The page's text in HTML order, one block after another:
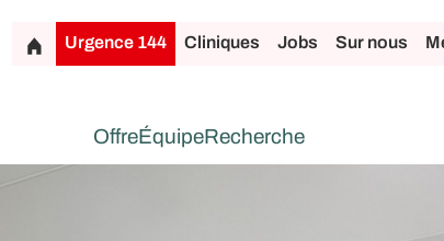
Urgence 144 Cliniques Jobs Sur nous
OffreÉquipeRecherche